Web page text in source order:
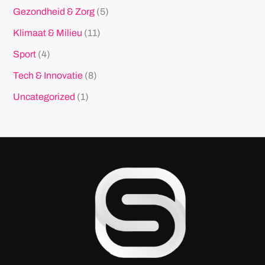
Gezondheid & Zorg(5)
Klimaat & Milieu (11)
Sport(4)
Tech & Innovatie(8)
Uncategorized (1)